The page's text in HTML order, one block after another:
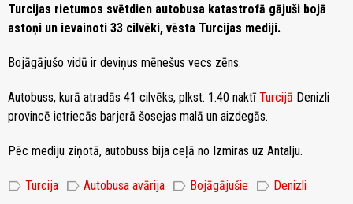
Turcijas rietumos svētdien autobusa katastrofā gājuši bojā
astoņi un ievainoti 33 cilvēki, vēsta Turcijas mediji.
Bojāgājušo vidū ir deviņus mēnešus vecs zēns.
Autobuss, kurā atradās 41 cilvēks, plkst. 1.40 naktīTurcijā Denizli
provincē ietriecās barjerā šosejas malā un aizdegās.
Pēc mediju ziņotā, autobuss bija ceļā no Izmiras uz Antalju.
label Turcija label Autobusa avārija label Bojāgājušie label Denizli